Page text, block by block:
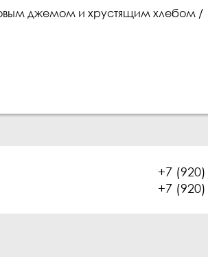
джемом и хрустящим хлебом /
+7
+7 (920)